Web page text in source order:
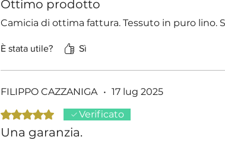
Ottimo prodotto
Camicia di ottima fattura. Tessuto in puro lino.
È stata utile? Sì
FILIPPO CAZZANIGA • 17 lug 2025
Valutazione 5 stelle su 5.
Verificato
Una garanzia.